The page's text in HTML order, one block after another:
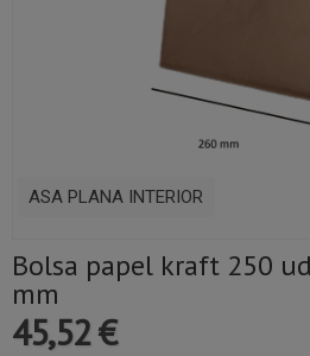
ASA PLANA INTERIOR
Bolsa papel kraft 250
mm
45,52 €